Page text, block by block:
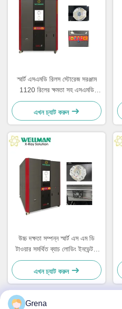
স্মার্ট এসএমডি রিলস স্টোরেজ সরঞ্জাম
1120 রিলের ক্ষমতা সহ এসএমডি
টাওয়ার এসএমডি-টি বারকোড এবং
কিউআর কোড স্ক্যানিং সমর্থন করে
এখন চ্যাট করুন
উচ্চ দক্ষতা সম্পন্ন স্মার্ট এস এম ডি
টাওয়ার সমর্থিত ব্যাচ লোডিং ইনভেন্টরি
নিয়ন্ত্রণ
এখন চ্যাট করুন
Grena